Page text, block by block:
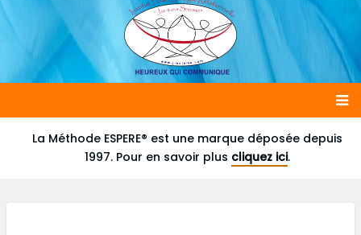
Main
navigation
La Méthode ESPERE® est une marque déposée depuis
1997. Pour en savoir plus cliquez ici.